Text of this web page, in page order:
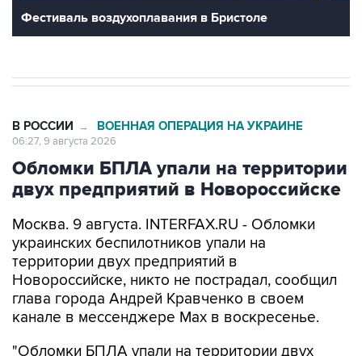
Фестиваль воздухоплавания в Бристоле
В РОССИИ → ВОЕННАЯ ОПЕРАЦИЯ НА УКРАИНЕ
06:27, 9 августа 2026
Обломки БПЛА упали на территории
двух предприятий в Новороссийске
Москва. 9 августа. INTERFAX.RU - Обломки
украинских беспилотников упали на
территории двух предприятий в
Новороссийске, никто не пострадал, сообщил
глава города Андрей Кравченко в своем
канале в мессенджере Max в воскресенье.
"Обломки БПЛА упали на территории двух